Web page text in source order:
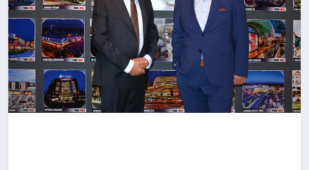
GÜNDEM